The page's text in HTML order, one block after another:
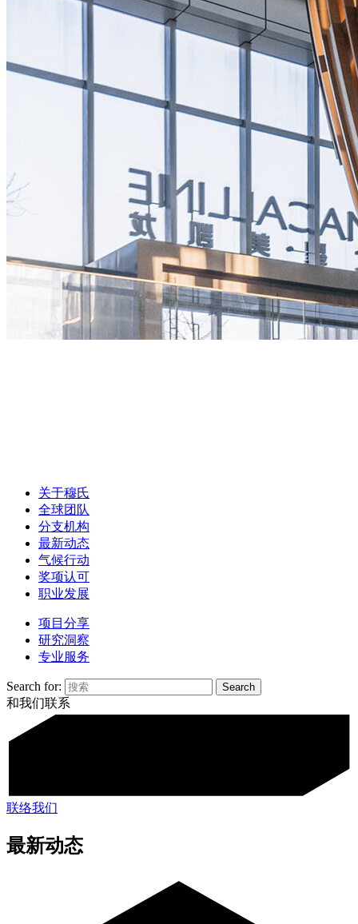
关于穆氏
全球团队
分支机构
最新动态
气候行动
奖项认可
职业发展
项目分享
研究洞察
专业服务
Search for:
和我们联系
联络我们
最新动态